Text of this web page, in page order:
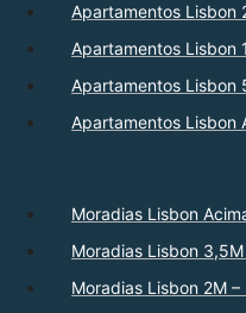
Apartamentos Lisbon
Apartamentos Lisbon
Apartamentos Lisbon
Apartamentos Lisbon
Moradias Lisbon
Moradias Lisbon
Moradias Lisbon 2M